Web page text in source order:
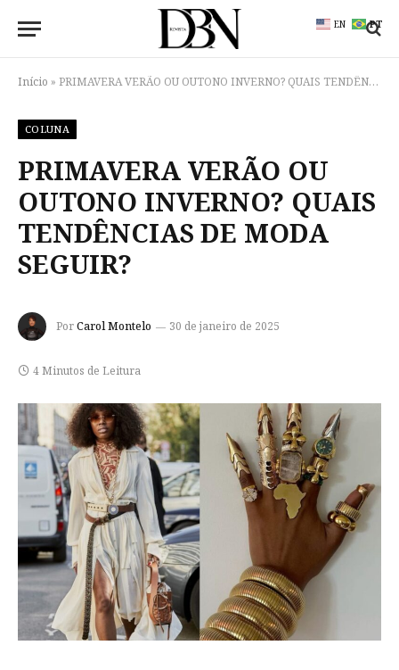
Início » PRIMAVERA VERÃO OU OUTONO INVERNO? QUAIS TENDÊNCIAS DE MODA SEGUIR?
COLUNA
PRIMAVERA VERÃO OU
OUTONO INVERNO? QUAIS
TENDÊNCIAS DE MODA
SEGUIR?
PorCarol Montelo 30 de janeiro de 2025
4 Minutos de Leitura
EN PT